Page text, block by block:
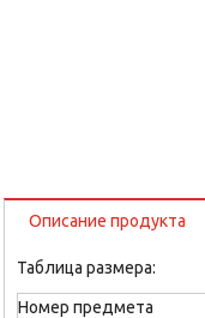
Описание продукта
Таблица размера:
Номер предмета